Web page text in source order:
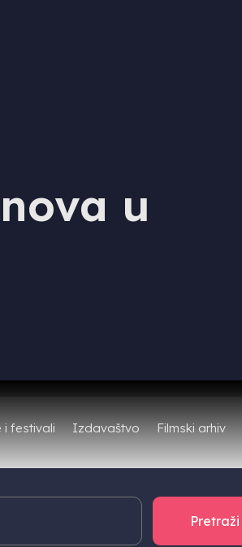
u
i festivali Izdavaštvo Filmski arhiv
studija-FFV, osvojio je nove nagrade.